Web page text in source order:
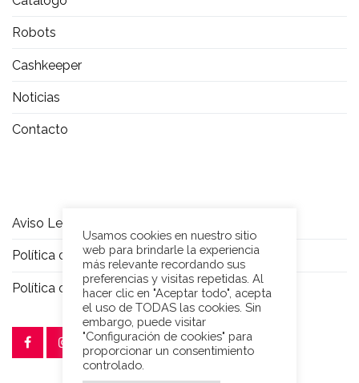
Robots
Cashkeeper
Noticias
Contacto
Aviso Legal
Política de privacidad
Política de Cookies
Usamos cookies en nuestro sitio
web para brindarle la experiencia
más relevante recordando sus
preferencias y visitas repetidas. Al
hacer clic en "Aceptar todo", acepta
el uso de TODAS las cookies. Sin
embargo, puede visitar
"Configuración de cookies" para
proporcionar un consentimiento
controlado.